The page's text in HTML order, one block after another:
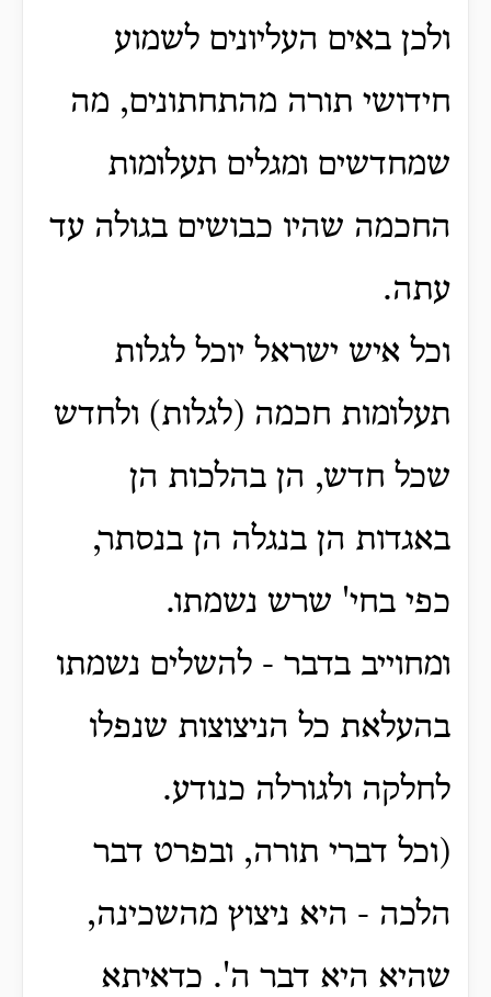
ולכן באים העליונים לשמוע
חידושי תורה מהתחתונים, מה
שמחדשים ומגלים תעלומות
החכמה שהיו כבושים בגולה עד
עתה.
וכל איש ישראל יוכל לגלות
תעלומות חכמה (לגלות) ולחדש
שכל חדש, הן בהלכות הן
באגדות הן בנגלה הן בנסתר,
כפי בחי' שרש נשמתו.
ומחוייב בדבר - להשלים נשמתו
בהעלאת כל הניצוצות שנפלו
לחלקה ולגורלה כנודע.
(וכל דברי תורה, ובפרט דבר
הלכה - היא ניצוץ מהשכינה,
שהיא היא דבר ה'. כדאיתא